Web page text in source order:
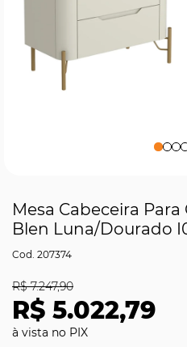
Mesa Cabeceira
Blen Luna/Dourado
207374
R$ 5.022,79
R$ 7.247,90